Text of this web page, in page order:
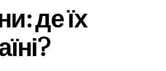
де їх